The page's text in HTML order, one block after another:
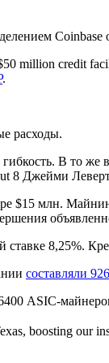
million credit
.
расходы.
В то
8 Джейми
$15 млн.
8,25%.
составляли
ASIC-
boosting our